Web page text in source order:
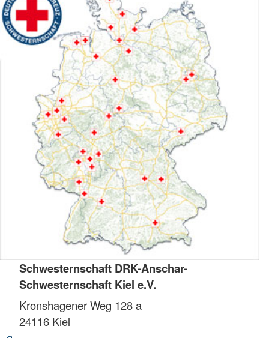
Schwesternschaft DRK-Anschar-
Schwesternschaft Kiel e.V.
Kronshagener Weg 128 a
24116 Kiel